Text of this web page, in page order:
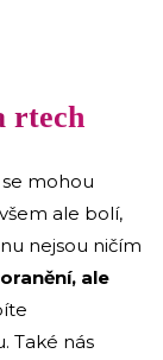
rtech
mohou
ale bolí,
nejsou ničím
ale
Také nás